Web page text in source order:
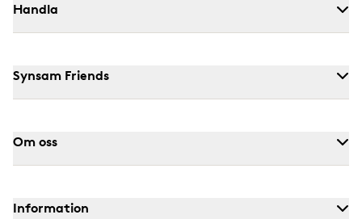
Handla
Synsam Friends
Om oss
Information